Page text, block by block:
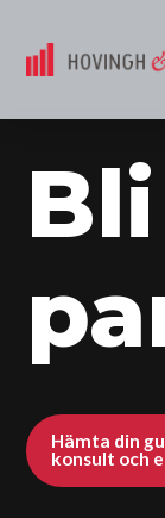
Hämta din
konsult och